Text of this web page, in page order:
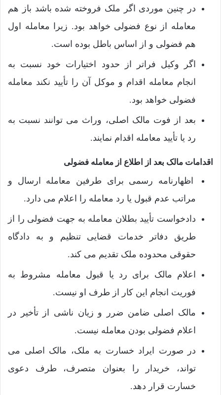
در چنین موردی اگر ملک فروخته شده باشد باز هم
معامله از نوع فضولی خواهد بود. زیرا معامله اول
هم فضولی و از اساس باطل بوده است.
اگر وکیل فراتر از حدود اختیارات خود نسبت به
انجام معامله اقدام و موکل آن را تأیید نکند معامله
فضولی خواهد بود.
بعد از فوت مالک اصلی، وراث می توانند نسبت به
رد یا تأیید معامله اقدام نمایند.
اقدامات مالک بعد از اطلاع از معامله فضولی
اظهارنامه رسمی برای طرفین معامله ارسال و
مراتب عدم قبول یا رد معامله را اعلام می دارد.
دادخواست تأیید بطلان معامله به جهت فضولی را از
طریق دفاتر خدمات قضایی تنظیم و به دادگاه
حقوقی محدوده ملک تقدیم می کند.
اعلام مالک برای رد یا قبول معامله مشروط به
فوریت انجام این کار از طرف او نیست.
مالک اصلی ضامن ضرر و زیان ناشی از تأخیر در
اعلام فضولی بودن معامله نیست.
در صورت ایراد خسارت به ملک، مالک اصلی می
تواند، خریدار را بعنوان متصرف، طرف دعوی
خسارت قرار دهد.